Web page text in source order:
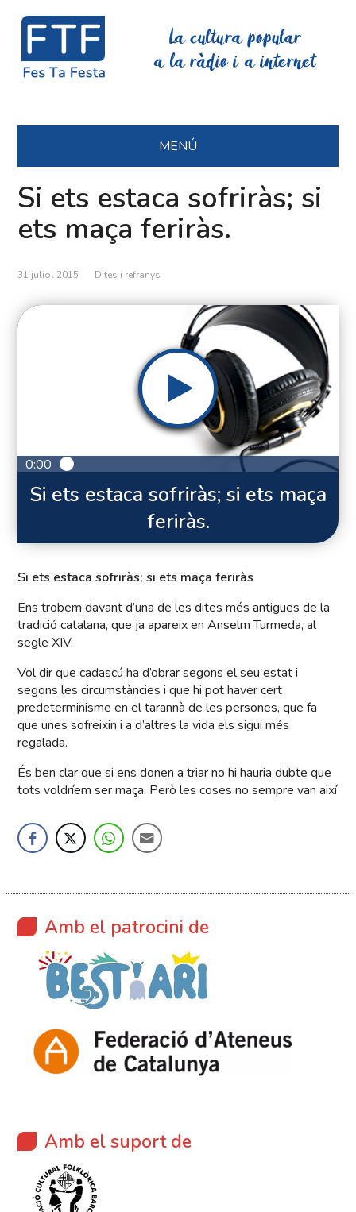
La cultura popular
a la ràdio i a internet
MENÚ
Si ets estaca sofriràs; si
ets maça feriràs.
31 juliol 2015 Dites i refranys
0:00
Si ets estaca sofriràs; si ets maça
feriràs.
Si ets estaca sofriràs; si ets maça feriràs
Ens trobem davant d’una de les dites més antigues de la
tradició catalana, que ja apareix en Anselm Turmeda, al
segle XIV.
Vol dir que cadascú ha d’obrar segons el seu estat i
segons les circumstàncies i que hi pot haver cert
predeterminisme en el tarannà de les persones, que fa
que unes sofreixin i a d’altres la vida els sigui més
regalada.
És ben clar que si ens donen a triar no hi hauria dubte que
tots voldríem ser maça. Però les coses no sempre van així
Amb el patrocini de
Amb el suport de